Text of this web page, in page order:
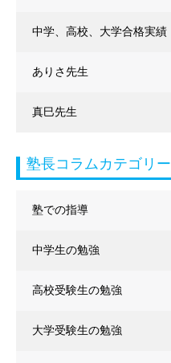
中学、高校、大学合格実績
ありさ先生
真巳先生
塾長コラムカテゴリー
塾での指導
中学生の勉強
高校受験生の勉強
大学受験生の勉強